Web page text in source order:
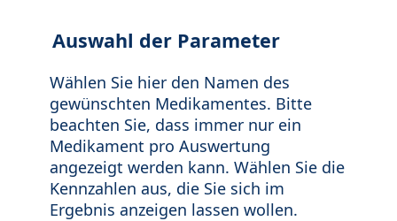
Auswahl der Parameter
Wählen Sie hier den Namen des
gewünschten Medikamentes. Bitte
beachten Sie, dass immer nur ein
Medikament pro Auswertung
angezeigt werden kann. Wählen Sie die
Kennzahlen aus, die Sie sich im
Ergebnis anzeigen lassen wollen.